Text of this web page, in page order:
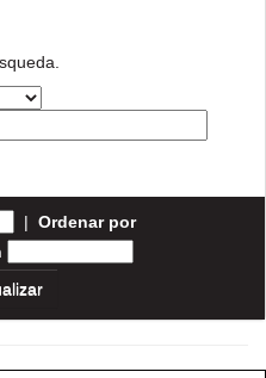
| Ordenar por